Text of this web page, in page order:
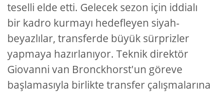
teselli elde etti. Gelecek sezon için iddialı
bir kadro kurmayı hedefleyen siyah-
beyazlılar, transferde büyük sürprizler
yapmaya hazırlanıyor. Teknik direktör
Giovanni van Bronckhorst'un göreve
başlamasıyla birlikte transfer çalışmalarına